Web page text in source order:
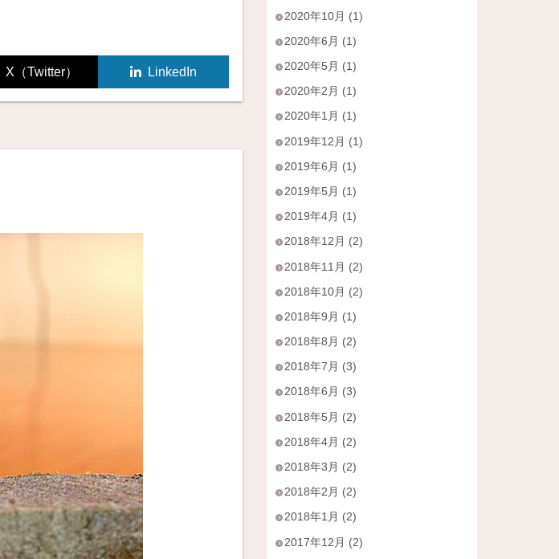
X（Twitter） LinkedIn
2020年10月 (1)
2020年6月 (1)
2020年5月 (1)
2020年2月 (1)
2020年1月 (1)
2019年12月 (1)
2019年6月 (1)
2019年5月 (1)
2019年4月 (1)
2018年12月 (2)
2018年11月 (2)
2018年10月 (2)
2018年9月 (1)
2018年8月 (2)
2018年7月 (3)
2018年6月 (3)
2018年5月 (2)
2018年4月 (2)
2018年3月 (2)
2018年2月 (2)
2018年1月 (2)
2017年12月 (2)